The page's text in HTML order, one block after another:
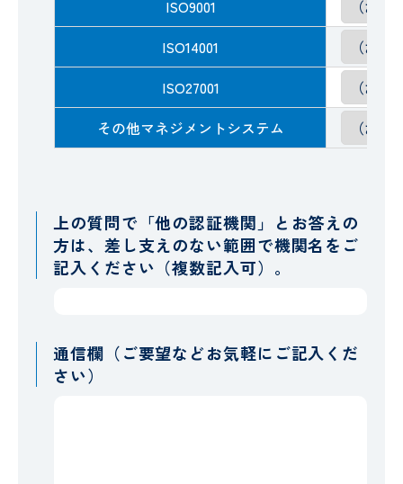
ISO9001
ISO14001
ISO27001
その他マネジメントシステム
上の質問で「他の認証機関」とお答えの
方は、差し支えのない範囲で機関名をご
記入ください（複数記入可）。
通信欄（ご要望などお気軽にご記入くだ
さい）